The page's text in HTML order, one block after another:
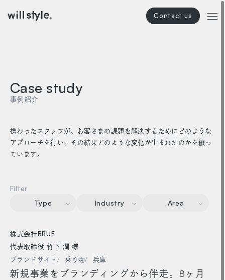
本文までスキップする
メ
事例紹介
Case study
携わったスタッフが、お客さまの課題を解決するためにどのような
アプローチを行い、 その結果どのような変化が生まれたのかを綴っ
ています。
Filter
Type
Industry Area
新規事業をブランディングから伴走。8ヶ月
株式会社BRUE
代表取締役 竹下 潤 様
ブランドサイト
乗り物 兵庫